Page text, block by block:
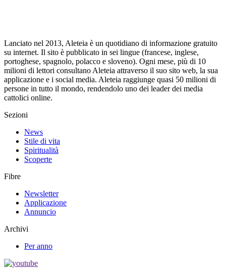
Lanciato nel 2013, Aleteia è un quotidiano di informazione gratuito
su internet. Il sito è pubblicato in sei lingue (francese, inglese,
portoghese, spagnolo, polacco e sloveno). Ogni mese, più di 10
milioni di lettori consultano Aleteia attraverso il suo sito web, la sua
applicazione e i social media. Aleteia raggiunge quasi 50 milioni di
persone in tutto il mondo, rendendolo uno dei leader dei media
cattolici online.
Sezioni
News
Stile di vita
Spiritualità
Scoperte
Fibre
Newsletter
Applicazione
Annuncio
Archivi
Per anno